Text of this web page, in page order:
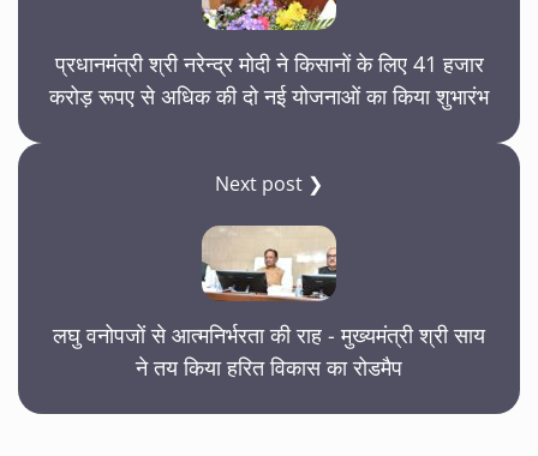
प्रधानमंत्री श्री नरेन्द्र मोदी ने किसानों के लिए 41 हजार
करोड़ रूपए से अधिक की दो नई योजनाओं का किया शुभारंभ
Next post ❯
लघु वनोपजों से आत्मनिर्भरता की राह - मुख्यमंत्री श्री साय
ने तय किया हरित विकास का रोडमैप